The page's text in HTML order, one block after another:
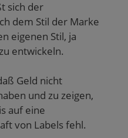
sich der
dem Stil der Marke
eigenen Stil, ja
entwickeln.
Geld nicht
und zu zeigen,
auf eine
von Labels fehl.